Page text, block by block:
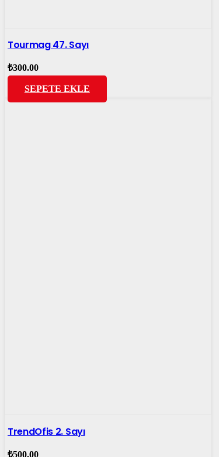
Tourmag 47. Sayı
₺300.00
SEPETE EKLE
TrendOfis 2. Sayı
₺500.00